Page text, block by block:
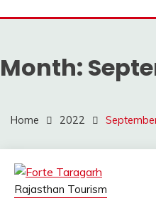
INDIA,
INDIA
Month:
Home 2022
Rajasthan Tourism